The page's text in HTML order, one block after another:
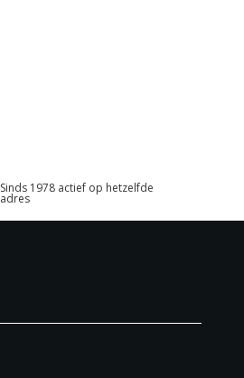
Sinds 1978 actief op hetzelfde
adres